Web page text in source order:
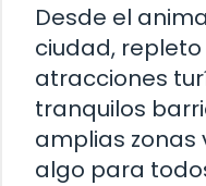
Desde el
ciudad,
atracciones
tranquilos
amplias zonas
algo para